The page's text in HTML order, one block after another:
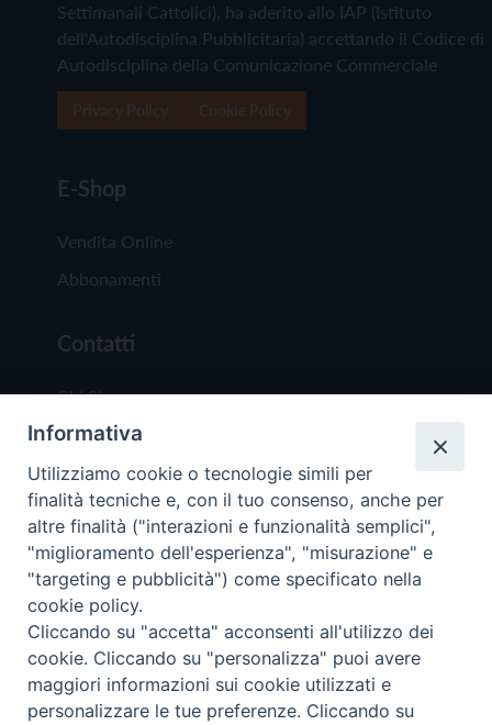
Settimanali Cattolici), ha aderito allo IAP (Istituto
dell'Autodisciplina Pubblicitaria) accettando il Codice di
Autodisciplina della Comunicazione Commerciale
E-Shop
Vendita Online
Abbonamenti
Contatti
Chi Siamo
Redazione
Scrivici
Copyright © 2019 - Tutti i diritti riservati - Vita
Trentina Editrice
Privacy Policy
Informativa
Utilizziamo cookie o tecnologie simili per
finalità tecniche e, con il tuo consenso, anche per
altre finalità ("interazioni e funzionalità semplici",
"miglioramento dell'esperienza", "misurazione" e
"targeting e pubblicità") come specificato nella
cookie policy.
Cliccando su "accetta" acconsenti all'utilizzo dei
cookie. Cliccando su "personalizza" puoi avere
maggiori informazioni sui cookie utilizzati e
personalizzare le tue preferenze. Cliccando su